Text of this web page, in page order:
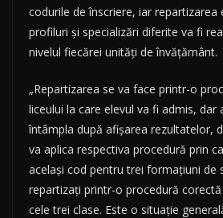
codurile de înscriere, iar repartizarea
profiluri şi specializări diferite va fi
nivelul fiecărei unităţi de învăţământ.
„Repartizarea se va face printr-o
liceului la care elevul va fi admis, dar
întâmpla după afişarea rezultatelor,
va aplica respectiva procedură prin
acelaşi cod pentru trei formaţiuni de
repartizaţi printr-o procedură
cele trei clase. Este o situaţie